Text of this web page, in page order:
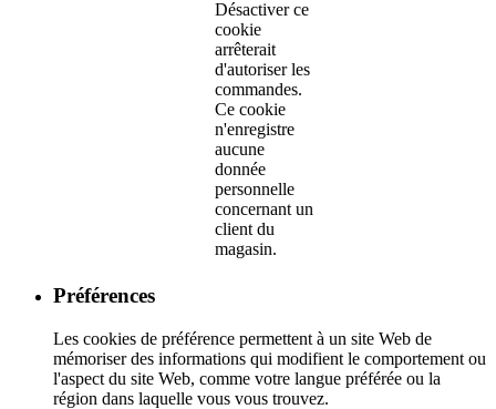
Désactiver ce
cookie
arrêterait
d'autoriser les
commandes.
Ce cookie
n'enregistre
aucune
donnée
personnelle
concernant un
client du
magasin.
Préférences
Les cookies de préférence permettent à un site Web de
mémoriser des informations qui modifient le comportement ou
l'aspect du site Web, comme votre langue préférée ou la
région dans laquelle vous vous trouvez.